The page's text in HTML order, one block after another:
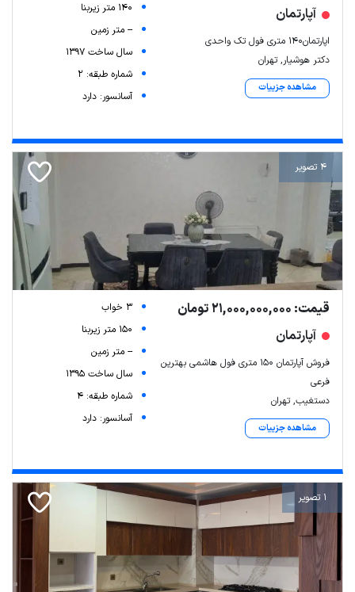
آپارتمان
اپارتمان۱۴۰ متری فول تک واحدی
دکتر هوشیار, تهران
مشاهده جزییات
140 متر زیربنا
-- متر زمین
سال ساخت 1397
شماره طبقه: 2
آسانسور: دارد
4 تصویر
قیمت: 21,000,000,000 تومان
آپارتمان
فروش آپارتمان ۱۵۰ متری فول هاشمی بهترین
فرعی
دستغیب, تهران
مشاهده جزییات
3 خواب
150 متر زیربنا
-- متر زمین
سال ساخت 1395
شماره طبقه: 4
آسانسور: دارد
1 تصویر